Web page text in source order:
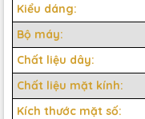
Kiểu dáng:
Bộ máy:
Chất liệu dây:
Chất liệu mặt kính:
Kích thước mặt số: